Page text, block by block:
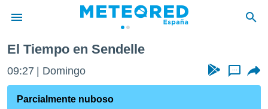
de
por
El Tiempo en Sendelle
09:27 Domingo ...
Parcialmente nuboso